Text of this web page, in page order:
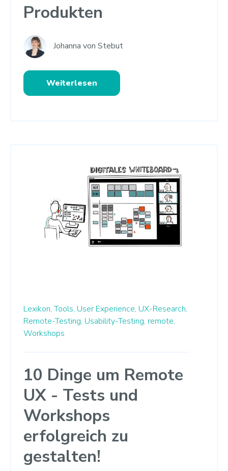
Produkten
Johanna von Stebut
Weiterlesen
Lexikon, Tools, User Experience, UX-Research,
Remote-Testing, Usability-Testing, remote,
Workshops
10 Dinge um Remote
UX - Tests und
Workshops
erfolgreich zu
gestalten!